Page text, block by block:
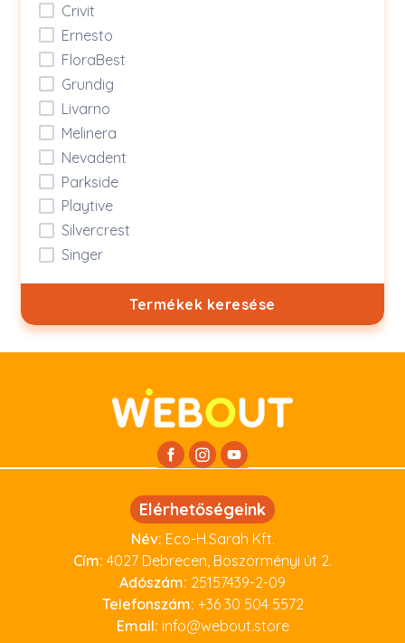
Crivit
Ernesto
FloraBest
Grundig
Livarno
Melinera
Nevadent
Parkside
Playtive
Silvercrest
Singer
Termékek keresése
Elérhetőségeink
Név: Eco-H.Sarah Kft.
Cím: 4027 Debrecen, Böszörményi út 2.
Adószám: 25157439-2-09
Telefonszám: +36 30 504 5572
Email: info@webout.store